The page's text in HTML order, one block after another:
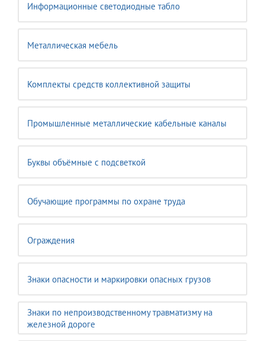
Информационные светодиодные табло
Металлическая мебель
Комплекты средств коллективной защиты
Промышленные металлические кабельные каналы
Буквы объёмные с подсветкой
Обучающие программы по охране труда
Ограждения
Знаки опасности и маркировки опасных грузов
Знаки по непроизводственному травматизму на
железной дороге